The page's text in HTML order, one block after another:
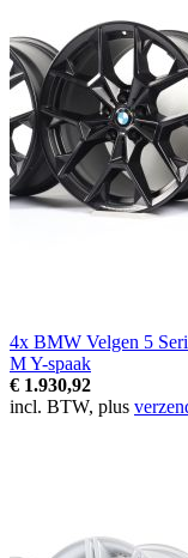
4x BMW Velgen 5
M Y-spaak
€ 1.930,92
incl. BTW, plus